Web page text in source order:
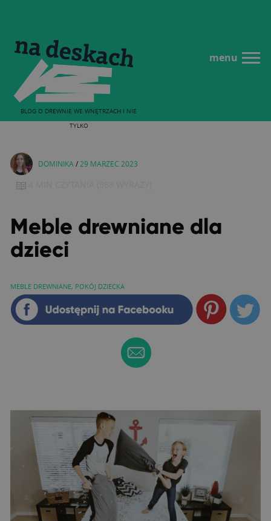
BLOG O DREWNIE WE WNĘTRZACH I NIE
TYLKO
menu
DOMINIKA / 29 MARZEC 2023
Meble drewniane dla
dzieci
MEBLE DREWNIANE, POKÓJ DZIECKA